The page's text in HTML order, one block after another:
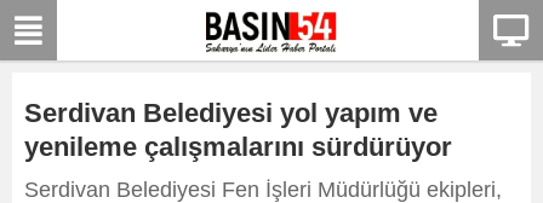
Serdivan Belediyesi yol yapım ve
yenileme çalışmalarını sürdürüyor
Serdivan Belediyesi Fen İşleri Müdürlüğü ekipleri,